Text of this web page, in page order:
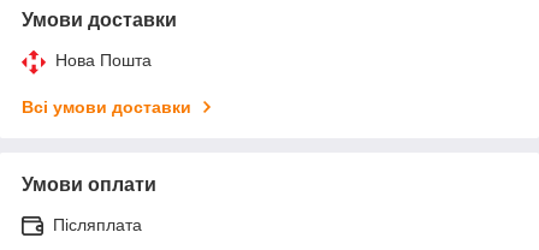
Умови доставки
Нова Пошта
Всі умови доставки
Умови оплати
Післяплата